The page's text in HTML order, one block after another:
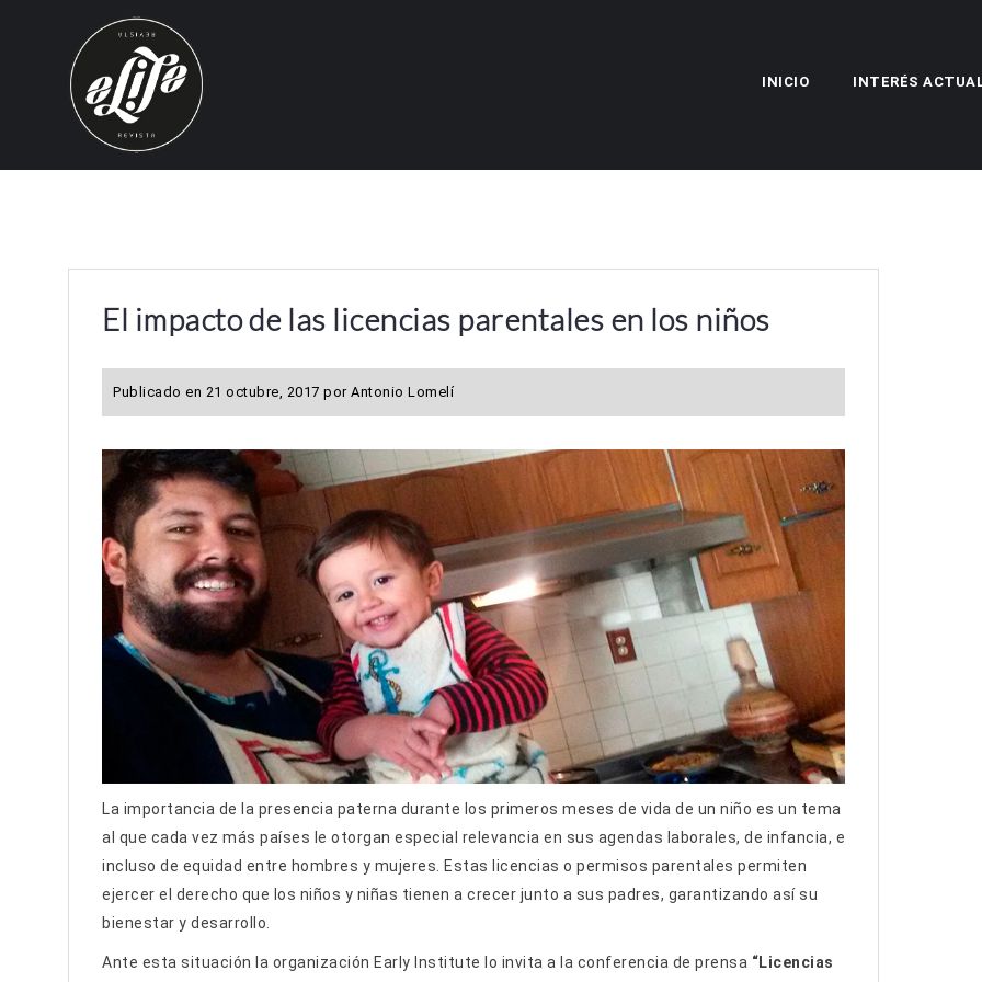
INICIO INTERÉS
El impacto de las licencias parentales en los niños
Publicado en 21 octubre, 2017 por Antonio Lomelí
La importancia de la presencia paterna durante los primeros meses de vida de un niño es un tema
al que cada vez más países le otorgan especial relevancia en sus agendas laborales, de infancia, e
incluso de equidad entre hombres y mujeres. Estas licencias o permisos parentales permiten
ejercer el derecho que los niños y niñas tienen a crecer junto a sus padres, garantizando así su
bienestar y desarrollo.
Ante esta situación la organización Early Institute lo invita a la conferencia de prensa “Licencias